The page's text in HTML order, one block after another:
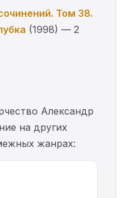
Том 38.
(1998) — 2
Александр
на других
жанрах: